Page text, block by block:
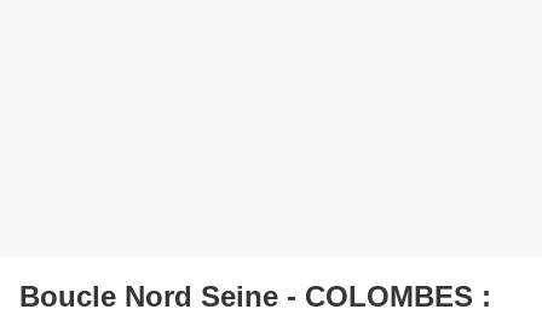
Boucle Nord Seine - COLOMBES :